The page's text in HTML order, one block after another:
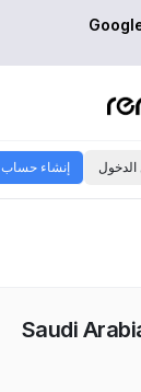
إنشاء حساب
Saudi